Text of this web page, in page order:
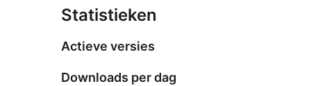
Statistieken
Actieve versies
Downloads per dag